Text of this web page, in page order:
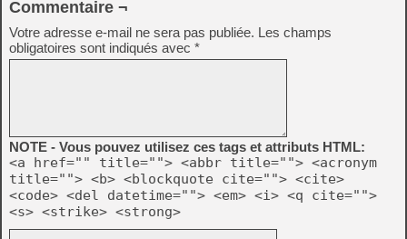
Commentaire ¬
Votre adresse e-mail ne sera pas publiée. Les champs
obligatoires sont indiqués avec *
NOTE - Vous pouvez utilisez ces tags et attributs HTML:
<a href="" title=""> <abbr title=""> <acronym
title=""> <b> <blockquote cite=""> <cite>
<code> <del datetime=""> <em> <i> <q cite="">
<s> <strike> <strong>